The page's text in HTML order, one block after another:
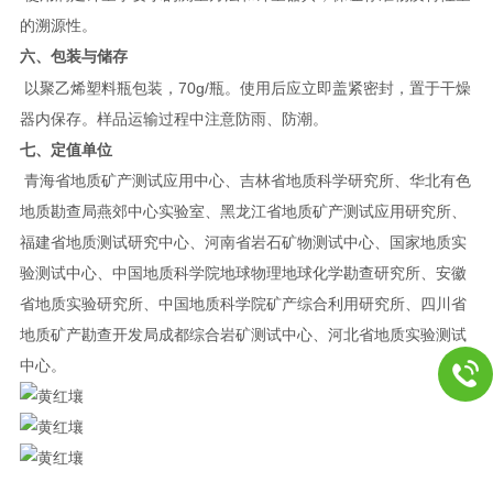
的溯源性。
六、包装与储存
以聚乙烯塑料瓶包装， 70g/瓶。使用后应立即盖紧密封，置于干燥
器内保存。样品运输过程中注意防雨、防潮。
七、定值单位
青海省地质矿产测试应用中心、吉林省地质科学研究所、华北有色
地质勘查局燕郊中心实验室、黑龙江省地质矿产测试应用研究所、
福建省地质测试研究中心、河南省岩石矿物测试中心、国家地质实
验测试中心、中国地质科学院地球物理地球化学勘查研究所、安徽
省地质实验研究所、中国地质科学院矿产综合利用研究所、四川省
地质矿产勘查开发局成都综合岩矿测试中心、河北省地质实验测试
中心。